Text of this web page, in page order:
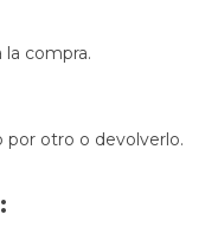
compra.
por otro o devolverlo.